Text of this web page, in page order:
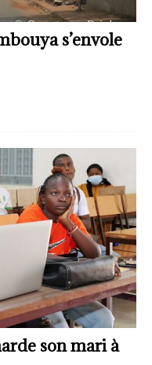
s’envole
son mari à